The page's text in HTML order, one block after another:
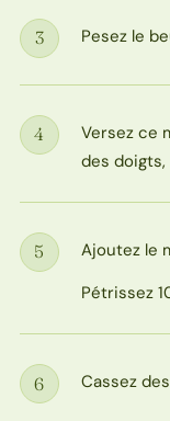
Étape
3 Pesez le
Étape
4
Versez ce
des doigts,
Étape
5
Ajoutez le
Pétrissez
Étape
6 Cassez